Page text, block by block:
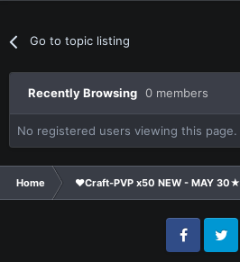
Go to topic listing
Recently Browsing 0 members
No registered users viewing this page.
Home ❤Craft-PVP x50 NEW - MAY 30★
FacebookTwitter